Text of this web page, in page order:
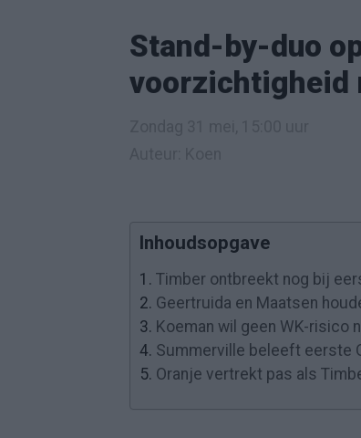
Stand-by-duo
voorzichtigheid
Inhoudsopgave
1. Timber ontbreekt nog bij
2. Geertruida en Maatsen
3. Koeman wil geen WK-risico
4. Summerville beleeft eerste
5. Oranje vertrekt pas als